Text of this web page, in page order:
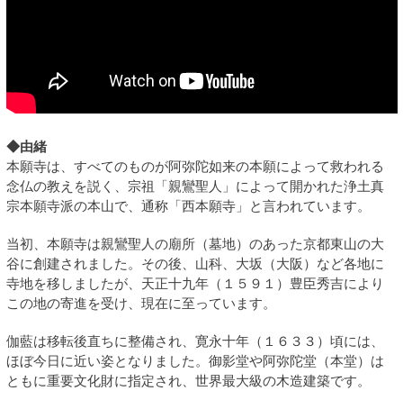
◆由緒
本願寺は、すべてのものが阿弥陀如来の本願によって救われる
念仏の教えを説く、宗祖「親鸞聖人」によって開かれた浄土真
宗本願寺派の本山で、通称「西本願寺」と言われています。
当初、本願寺は親鸞聖人の廟所（墓地）のあった京都東山の大
谷に創建されました。その後、山科、大坂（大阪）など各地に
寺地を移しましたが、天正十九年（１５９１）豊臣秀吉により
この地の寄進を受け、現在に至っています。
伽藍は移転後直ちに整備され、寛永十年（１６３３）頃には、
ほぼ今日に近い姿となりました。御影堂や阿弥陀堂（本堂）は
ともに重要文化財に指定され、世界最大級の木造建築です。